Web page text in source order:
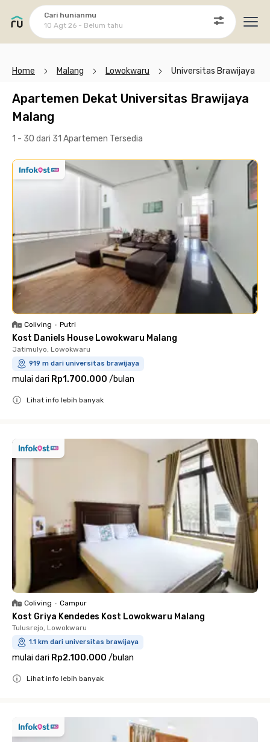
Cari hunianmu
10 Agt 26 - Belum tahu
Home Malang Lowokwaru Universitas Brawijaya
Apartemen Dekat Universitas Brawijaya
Malang
1 - 30 dari 31 Apartemen Tersedia
Coliving • Putri
Kost Daniels House Lowokwaru Malang
Jatimulyo, Lowokwaru
919 m dari universitas brawijaya
mulai dari Rp1.700.000 /bulan
Lihat info lebih banyak
Coliving • Campur
Kost Griya Kendedes Kost Lowokwaru Malang
Tulusrejo, Lowokwaru
1.1 km dari universitas brawijaya
mulai dari Rp2.100.000 /bulan
Lihat info lebih banyak